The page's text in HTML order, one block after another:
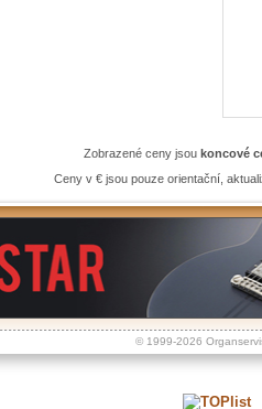
Zobrazené ceny jsou koncové
Ceny v € jsou pouze orientační,
© 1999-2026